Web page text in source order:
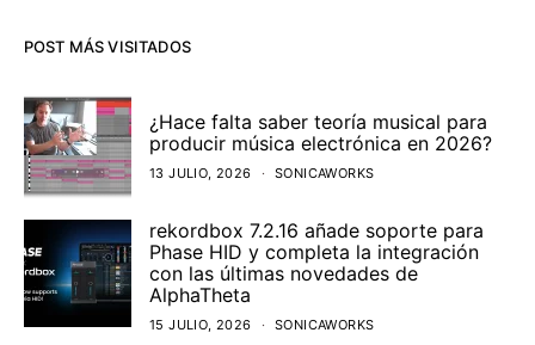
POST MÁS VISITADOS
¿Hace falta saber teoría musical para
producir música electrónica en 2026?
13 JULIO, 2026 SONICAWORKS
rekordbox 7.2.16 añade soporte para
Phase HID y completa la integración
con las últimas novedades de
AlphaTheta
15 JULIO, 2026 SONICAWORKS